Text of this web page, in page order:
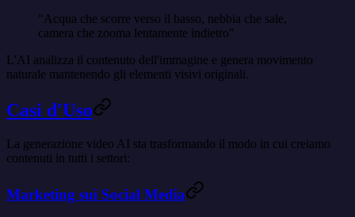
"Acqua che scorre verso il basso, nebbia che sale,
camera che zooma lentamente indietro"
L'AI analizza il contenuto dell'immagine e genera movimento
naturale mantenendo gli elementi visivi originali.
Casi d'Uso
La generazione video AI sta trasformando il modo in cui creiamo
contenuti in tutti i settori:
Marketing sui Social Media